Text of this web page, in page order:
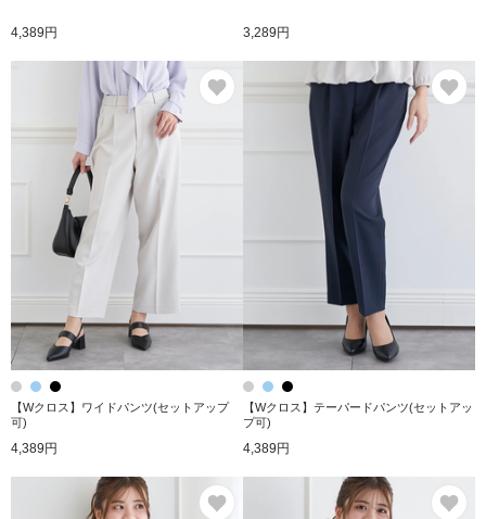
4,389円 3,289円
【Wクロス】ワイドパンツ(セットアップ
可)
4,389円
【Wクロス】テーパードパンツ(セットアッ
プ可)
4,389円